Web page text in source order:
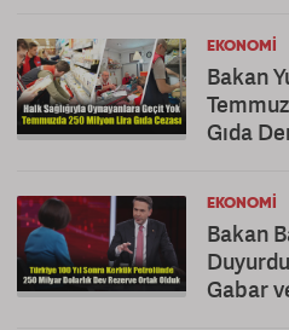
EKONOMI
Bakan
Gıda
EKONOMI
Bakan
Gabar